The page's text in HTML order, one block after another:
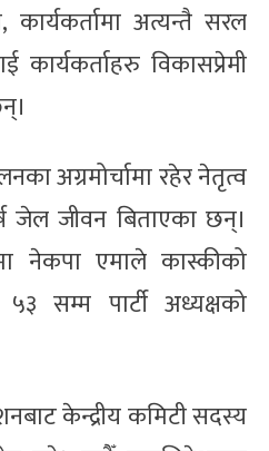
कार्यकर्तामा अत्यन्तै सरल
विकासप्रेमी
अग्रमोर्चामा रहेर नेतृत्व
जेल जीवन बिताएका छन्।
नेकपा एमाले कास्कीको
सम्म पार्टी अध्यक्षको
केन्द्रीय कमिटी सदस्य